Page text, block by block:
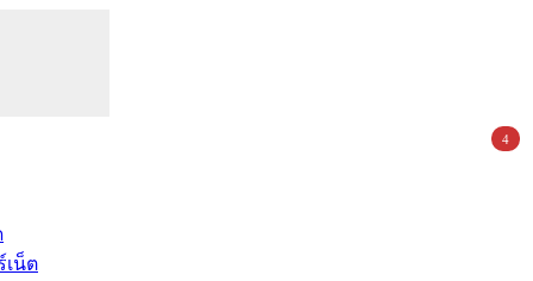
เน็ต
4